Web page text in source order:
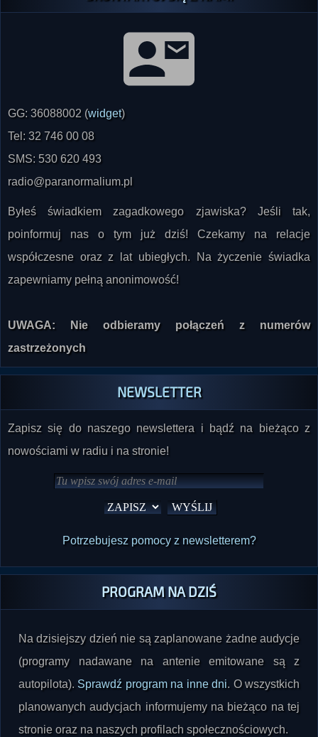
)
Tel: 32 746 00 08
SMS: 530 620 493
radio@paranormalium.pl
Byłeś świadkiem zagadkowego zjawiska? Jeśli tak,
poinformuj nas o tym już dziś! Czekamy na relacje
współczesne oraz z lat ubiegłych. Na życzenie świadka
zapewniamy pełną anonimowość!
zastrzeżonych
NEWSLETTER
Zapisz się do naszego newslettera i bądź na bieżąco z
nowościami w radiu i na stronie!
Potrzebujesz pomocy z newsletterem?
PROGRAM NA DZIŚ
Na dzisiejszy dzień nie są zaplanowane żadne audycje
(programy nadawane na antenie emitowane są z
autopilota).
Sprawdź program na inne dni. O wszystkich
planowanych audycjach informujemy na bieżąco na tej
stronie oraz na naszych profilach społecznościowych.